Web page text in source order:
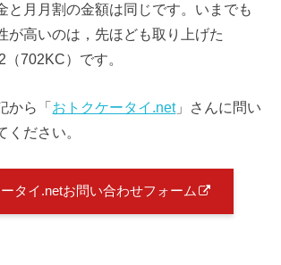
と月月割の金額は同じです。いまでも
が高いのは，先ほども取り上げた
702KC）です。
から「 おトクケータイ.net」さんに問い
ください。
タイ.netお問い合わせフォーム